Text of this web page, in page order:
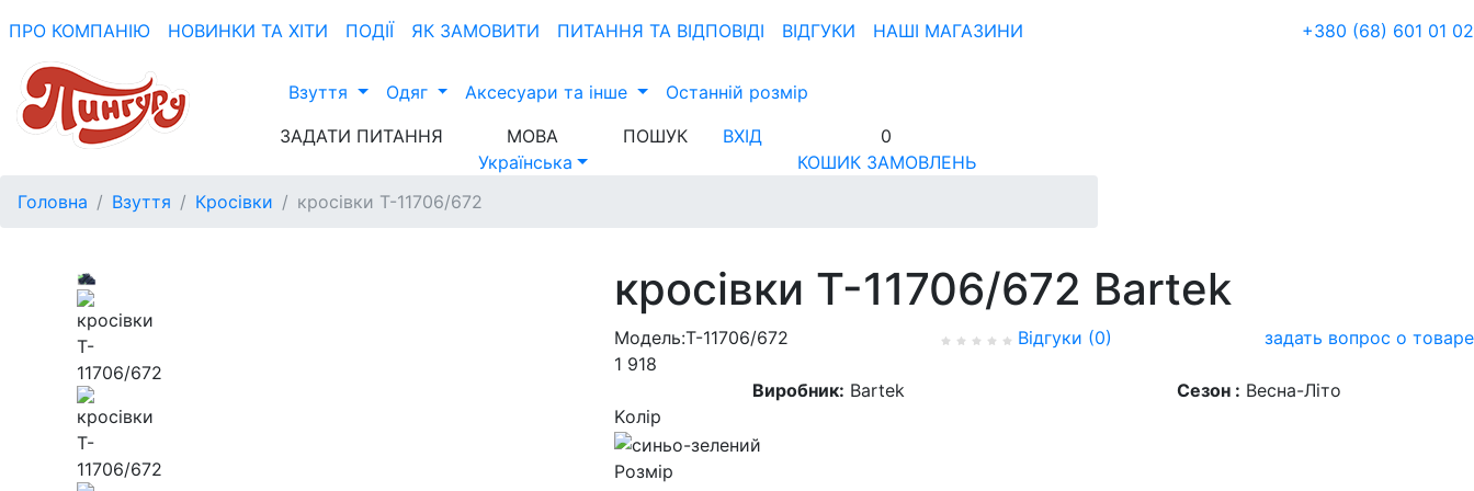
ПРО КОМПАНIЮ НОВИНКИ ТА ХIТИ ПОДІЇ ЯК ЗАМОВИТИ ПИТАННЯ ТА ВIДПОВIДI ВІДГУКИ НАШІ МАГАЗИНИ +380 (68) 601 01 02
Взуття Одяг Аксесуари та інше
Останній розмір
ЗАДАТИ ПИТАННЯ
МОВА
Українська
ПОШУК ВХІД
0
КОШИК ЗАМОВЛЕНЬ
Головна
Взуття Кросівки кросівки T-11706/672
кросівки T-11706/672 Bartek
Модель:T-11706/672 Відгуки (0)
задать вопрос о товаре
1 918
Виробник: Bartek Сезон : Весна-Літо
Kолір
Розмір